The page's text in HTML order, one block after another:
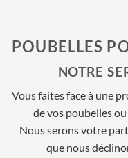
POUBELLES
NOTRE
Vous faites face à une
de vos poubelles
Nous serons votre
que nous